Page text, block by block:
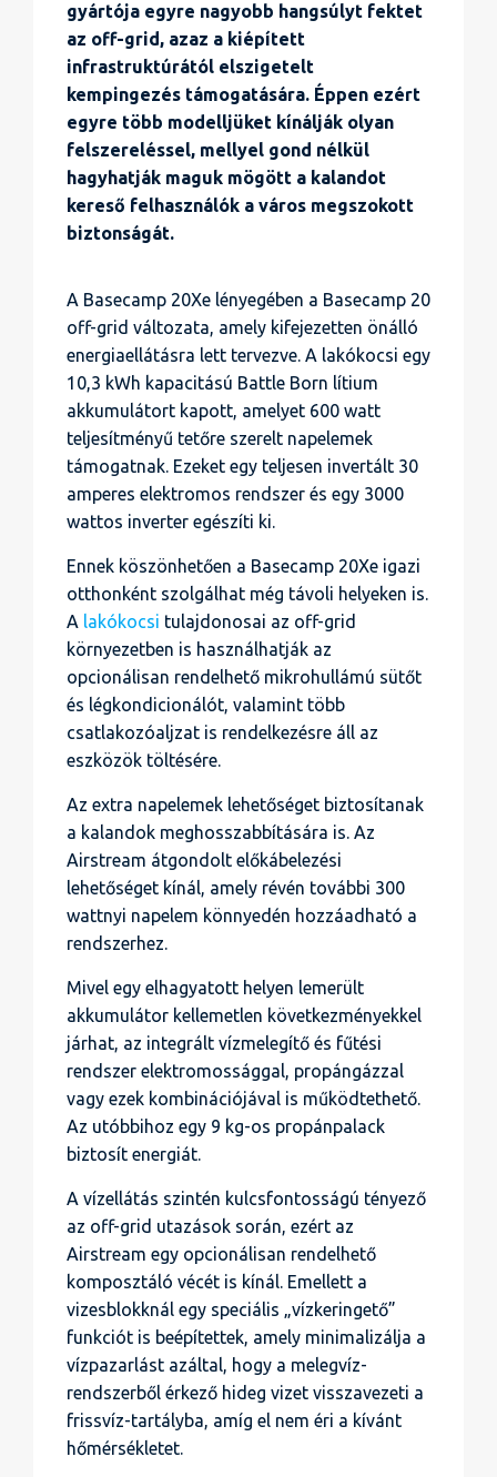
gyártója egyre nagyobb hangsúlyt fektet
az off-grid, azaz a kiépített
infrastruktúrától elszigetelt
kempingezés támogatására. Éppen ezért
egyre több modelljüket kínálják olyan
felszereléssel, mellyel gond nélkül
hagyhatják maguk mögött a kalandot
kereső felhasználók a város megszokott
biztonságát.
A Basecamp 20Xe lényegében a Basecamp 20
off-grid változata, amely kifejezetten önálló
energiaellátásra lett tervezve. A lakókocsi egy
10,3 kWh kapacitású Battle Born lítium
akkumulátort kapott, amelyet 600 watt
teljesítményű tetőre szerelt napelemek
támogatnak. Ezeket egy teljesen invertált 30
amperes elektromos rendszer és egy 3000
wattos inverter egészíti ki.
Ennek köszönhetően a Basecamp 20Xe igazi
otthonként szolgálhat még távoli helyeken is.
A lakókocsi tulajdonosai az off-grid
környezetben is használhatják az
opcionálisan rendelhető mikrohullámú sütőt
és légkondicionálót, valamint több
csatlakozóaljzat is rendelkezésre áll az
eszközök töltésére.
Az extra napelemek lehetőséget biztosítanak
a kalandok meghosszabbítására is. Az
Airstream átgondolt előkábelezési
lehetőséget kínál, amely révén további 300
wattnyi napelem könnyedén hozzáadható a
rendszerhez.
Mivel egy elhagyatott helyen lemerült
akkumulátor kellemetlen következményekkel
járhat, az integrált vízmelegítő és fűtési
rendszer elektromossággal, propángázzal
vagy ezek kombinációjával is működtethető.
Az utóbbihoz egy 9 kg-os propánpalack
biztosít energiát.
A vízellátás szintén kulcsfontosságú tényező
az off-grid utazások során, ezért az
Airstream egy opcionálisan rendelhető
komposztáló vécét is kínál. Emellett a
vizesblokknál egy speciális „vízkeringető”
funkciót is beépítettek, amely minimalizálja a
vízpazarlást azáltal, hogy a melegvíz-
rendszerből érkező hideg vizet visszavezeti a
frissvíz-tartályba, amíg el nem éri a kívánt
hőmérsékletet.